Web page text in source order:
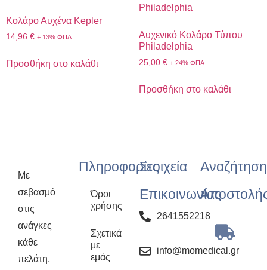
Κολάρο Αυχένα Kepler
14,96 € + 13% ΦΠΑ
Προσθήκη στο καλάθι
Αυχενικό Κολάρο Τύπου
Philadelphia
25,00 € + 24% ΦΠΑ
Προσθήκη στο καλάθι
Με
σεβασμό
στις
ανάγκες
κάθε
πελάτη,
Πληροφορίες
Όροι
χρήσης
Σχετικά
με
εμάς
Στοιχεία
Επικοινωνίας
2641552218
info@momedical.gr
Αναζήτηση